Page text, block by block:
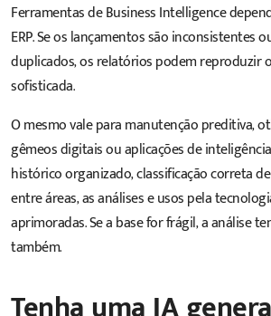
Ferramentas de Business Intelligence
ERP. Se os lançamentos são inconsistentes
duplicados, os relatórios podem reproduzir
sofisticada.
O mesmo vale para manutenção preditiva,
gêmeos digitais ou aplicações de
histórico organizado, classificação correta
entre áreas, as análises e usos pela
aprimoradas. Se a base for frágil, a análise
também.